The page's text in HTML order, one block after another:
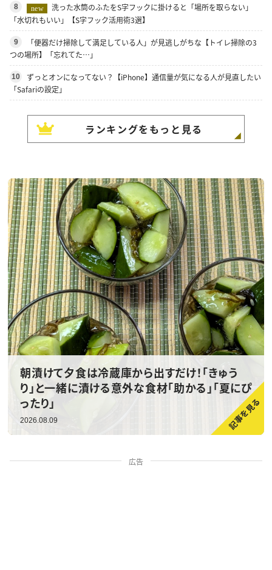
8 new
洗った水筒のふたをS字フックに掛けると「場所を取らない」
「水切れもいい」【S字フック活用術3選】
9
「便器だけ掃除して満足している人」が見逃しがちな【トイレ掃除の3
つの場所】「忘れてた…」
10
ずっとオンになってない？【iPhone】通信量が気になる人が見直したい
「Safariの設定」
ランキングをもっと見る
朝漬けて夕食は冷蔵庫から出すだけ！「きゅう
り」と一緒に漬ける意外な食材「助かる」「夏にぴ
ったり」
2026.08.09
広告